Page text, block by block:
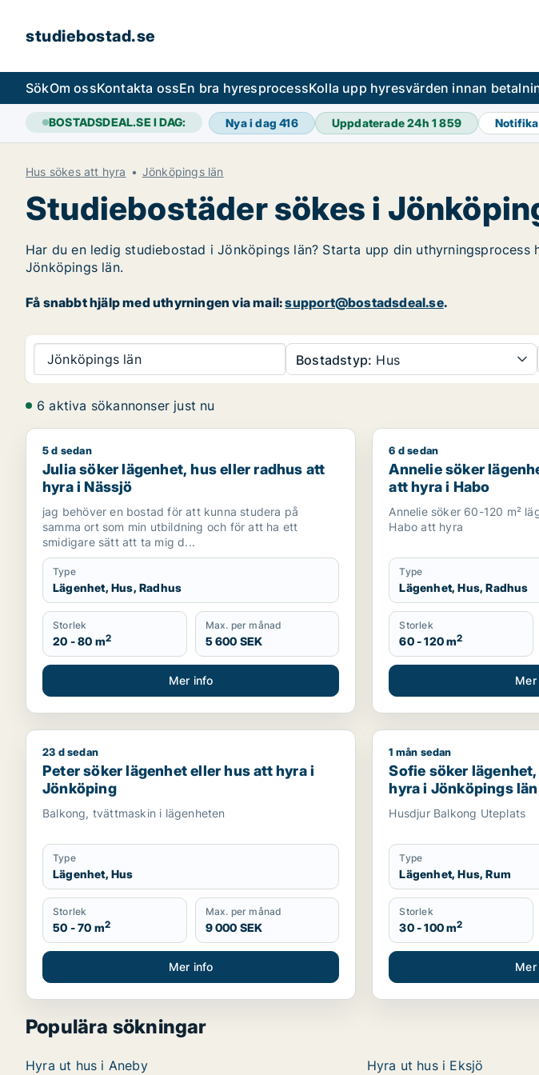
studiebostad.se
SökOm ossKontakta ossEn bra hyresprocessKolla upp hyresvärden innan
BOSTADSDEAL.SE I DAG: Nya i dag416 Uppdaterade 24h1 859
Hus sökes att hyra Jönköpings län
Studiebostäder sökes i
Har du en ledig studiebostad i Jönköpings län? Starta upp din
Jönköpings län.
Få snabbt hjälp med uthyrningen via mail:support@bostadsdeal.se.
Jönköpings län Bostadstyp: Hus
6 aktiva sökannonser just nu
Julia söker lägenhet, hus eller radhus att hyra i Nässjö
5 d sedan
Julia söker lägenhet, hus eller radhus att
hyra i Nässjö
jag behöver en bostad för att kunna studera på
samma ort som min utbildning och för att ha ett
smidigare sätt att ta mig d...
Type
Lägenhet, Hus, Radhus
Storlek
20 - 80 m2
Max. per månad
5 600 SEK
Mer info
Annelie söker lägenhet,
6 d sedan
Annelie söker
att hyra i Habo
Annelie söker 60-120 m²
Habo att hyra
Type
Lägenhet, Hus, Radhus
Storlek
60 - 120 m2
Peter söker lägenhet eller hus att hyra i Jönköping
23 d sedan
Peter söker lägenhet eller hus att hyra i
Jönköping
Balkong, tvättmaskin i lägenheten
Type
Lägenhet, Hus
Storlek
50 - 70 m2
Max. per månad
9 000 SEK
Mer info
Sofie söker lägenhet,
1 mån sedan
Sofie söker
hyra i Jönköpings län
Husdjur Balkong Uteplats
Type
Lägenhet, Hus, Rum
Storlek
30 - 100 m2
Populära sökningar
Hyra ut hus i Aneby Hyra ut hus i Eksjö